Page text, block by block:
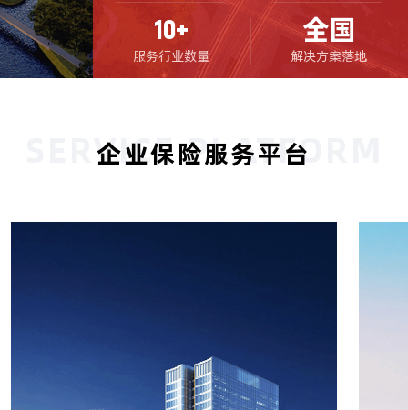
10+
服务行业数量
全国
解决方案落地
SERVICE PLATFORM
企业保险服务平台